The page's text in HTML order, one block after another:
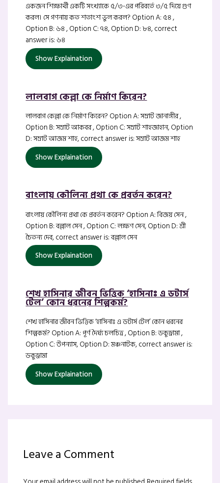
একজন শিক্ষার্থী একটি সংখ্যাকে ৫/৩-এর পরিবর্তে ৩/৫ দিয়ে গুণ
করল। সে গণনায় কত শতাংশ ভুল করল? Option A: ৫৪ ,
Option B: ৬৪ , Option C: ৭৪, Option D: ৮৪, correct
answer is: ৬৪
Show Explaination
লালবাগ কেল্লা কে নির্মাণ কিরেন?
লালবাগ কেল্লা কে নির্মাণ কিরেন? Option A: সম্রাট জানাঙ্গীর ,
Option B: সম্রাট আকবর , Option C: সম্রাট শাহজাহান, Option
D: সম্রাট আজম শাহ, correct answer is: সম্রাট আজম শাহ
Show Explaination
বাংলায় কৌলিন্য প্রথা কে প্রবর্তন করেন?
বাংলায় কৌলিন্য প্রথা কে প্রবর্তন করেন? Option A: বিজয় সেন ,
Option B: বল্লাল সেন , Option C: লক্ষণ সেন, Option D: শ্রী
চৈতন্য দেব, correct answer is: বল্লাল সেন
Show Explaination
শেখ হাসিনার জীবন ভিত্তিক ‘হাসিনাঃ এ ডটার্স
টেল’ কোন ধরনের শিল্পকর্ম?
শেখ হাসিনার জীবন ভিত্তিক ‘হাসিনাঃ এ ডটার্স টেল’ কোন ধরনের
শিল্পকর্ম? Option A: পূর্ণ দৈর্ঘ্য চলচিত্র , Option B: ডকুড্রামা ,
Option C: উপন্যাস, Option D: মঞ্চনাটক, correct answer is:
ডকুড্রামা
Show Explaination
Leave a Comment